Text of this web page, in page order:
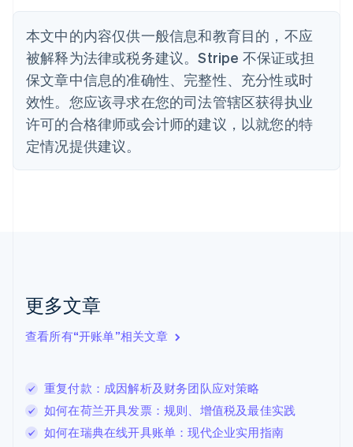
本文中的内容仅供一般信息和教育目的，不应
被解释为法律或税务建议。Stripe 不保证或担
保文章中信息的准确性、完整性、充分性或时
效性。您应该寻求在您的司法管辖区获得执业
许可的合格律师或会计师的建议，以就您的特
定情况提供建议。
更多文章
查看所有“开账单”相关文章
重复付款：成因解析及财务团队应对策略
如何在荷兰开具发票：规则、增值税及最佳实践
如何在瑞典在线开具账单：现代企业实用指南
丹麦
English
德国
DeutschEnglish
法国
芬兰
English Svenska
荷兰
立陶宛
列支敦士登
FrançaisDeutschEnglish
罗马尼亚
English
马尔他